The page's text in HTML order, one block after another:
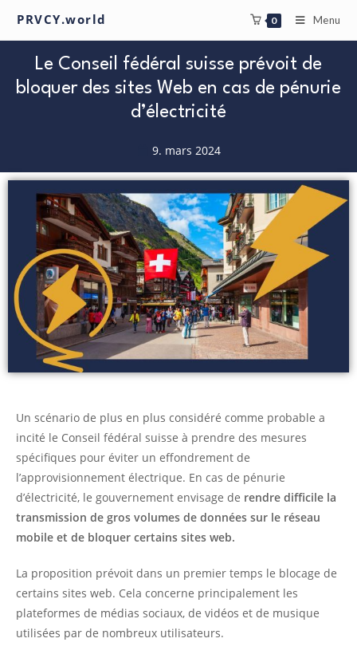
PRVCY.world 0 Menu
Le Conseil fédéral suisse prévoit de
bloquer des sites Web en cas de pénurie
d’électricité
9. mars 2024
Un scénario de plus en plus considéré comme probable a
incité le Conseil fédéral suisse à prendre des mesures
spécifiques pour éviter un effondrement de
l’approvisionnement électrique. En cas de pénurie
d’électricité, le gouvernement envisage de rendre difficile la
transmission de gros volumes de données sur le réseau
mobile et de bloquer certains sites web.
La proposition prévoit dans un premier temps le blocage de
certains sites web. Cela concerne principalement les
plateformes de médias sociaux, de vidéos et de musique
utilisées par de nombreux utilisateurs.